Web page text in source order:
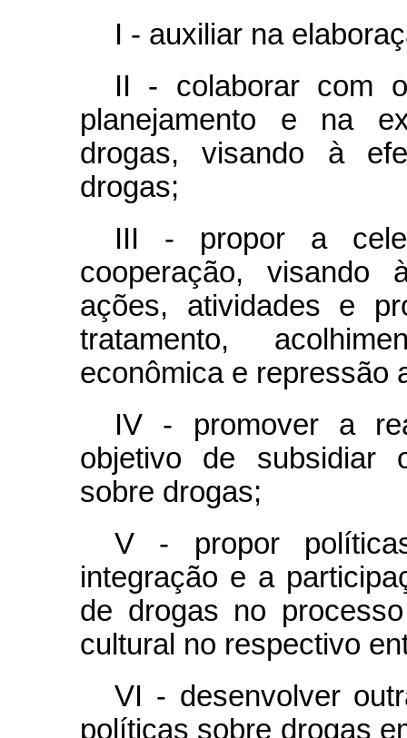
I - auxiliar na
II - colaborar com
planejamento e na
drogas, visando à
drogas;
III - propor a
cooperação, visando
ações, atividades e
tratamento,
econômica e repressão
IV - promover a
objetivo de subsidiar
sobre drogas;
V - propor
integração e a
de drogas no
cultural no respectivo
VI - desenvolver
políticas sobre drogas